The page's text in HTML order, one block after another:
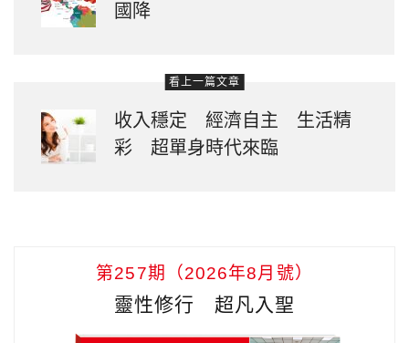
國降
看上一篇文章
收入穩定 經濟自主 生活精
彩 超單身時代來臨
第257期（2026年8月號）
靈性修行 超凡入聖